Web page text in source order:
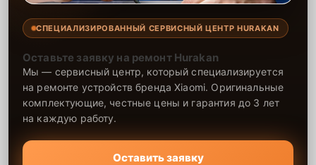
СПЕЦИАЛИЗИРОВАННЫЙ СЕРВИСНЫЙ ЦЕНТР HURAKAN
Оставьте заявку на ремонт Hurakan
Мы — сервисный центр, который специализируется
на ремонте устройств бренда Xiaomi. Оригинальные
комплектующие, честные цены и гарантия до 3 лет
на каждую работу.
Оставить заявку